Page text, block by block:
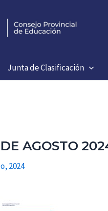
Junta de Clasificación
AGOSTO
2024